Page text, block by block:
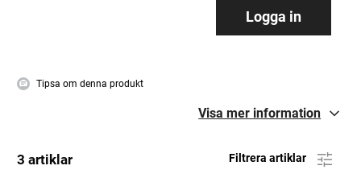
Logga in
Tipsa om denna produkt
Visa mer information
3 artiklar Filtrera artiklar